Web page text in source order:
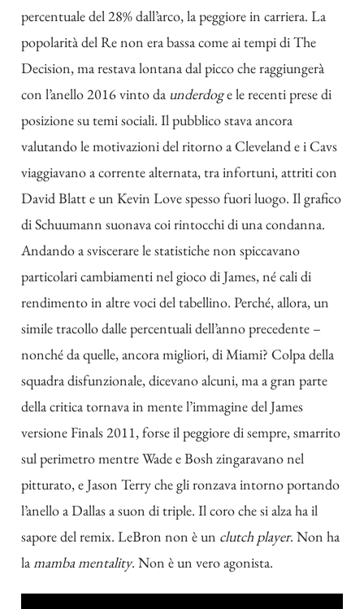
percentuale del 28% dall’arco, la peggiore in carriera. La
popolarità del Re non era bassa come ai tempi di The
Decision, ma restava lontana dal picco che raggiungerà
con l’anello 2016 vinto da underdoge le recenti prese di
posizione su temi sociali. Il pubblico stava ancora
valutando le motivazioni del ritorno a Cleveland e i Cavs
viaggiavano a corrente alternata, tra infortuni, attriti con
David Blatt e un Kevin Love spesso fuori luogo. Il grafico
di Schuumann suonava coi rintocchi di una condanna.
Andando a sviscerare le statistiche non spiccavano
particolari cambiamenti nel gioco di James, né cali di
rendimento in altre voci del tabellino. Perché, allora, un
simile tracollo dalle percentuali dell’anno precedente –
nonché da quelle, ancora migliori, di Miami? Colpa della
squadra disfunzionale, dicevano alcuni, ma a gran parte
della critica tornava in mente l’immagine del James
versione Finals 2011, forse il peggiore di sempre, smarrito
sul perimetro mentre Wade e Bosh zingaravano nel
pitturato, e Jason Terry che gli ronzava intorno portando
l’anello a Dallas a suon di triple. Il coro che si alza ha il
sapore del remix. LeBron non è un clutch player. Non ha
lamamba mentality. Non è un vero agonista.